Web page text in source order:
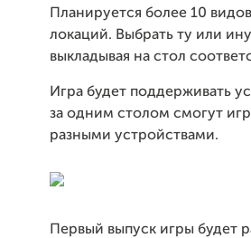
Планируется более 10
локаций. Выбрать ту или
выкладывая на стол
Игра будет поддерживать
за одним столом смогут
разными устройствами.
Первый выпуск игры будет